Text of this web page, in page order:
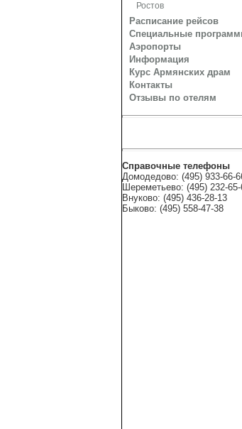
Ростов
Расписание рейсов
Специальные
Аэропорты
Информация
Курс Армянских драм
Контакты
Отзывы по отелям
Справочные телефоны
Домодедово: (495) 933-66-
Шереметьево: (495) 232-65-
Внуково: (495) 436-28-13
Быково: (495) 558-47-38